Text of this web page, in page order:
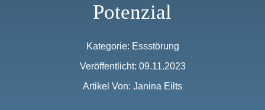
Potenzial
Kategorie: Essstörung
Veröffentlicht: 09.11.2023
Artikel Von: Janina Eilts